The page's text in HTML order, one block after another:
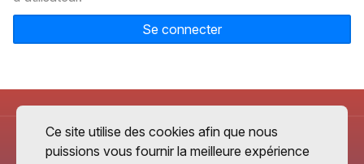
Se connecter
Ce site utilise des cookies afin que nous
puissions vous fournir la meilleure expérience